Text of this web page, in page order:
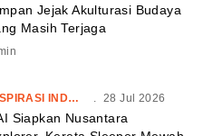
Jejak Akulturasi Budaya
Masih Terjaga
INSPIRASI INDONESIA . 28 Jul 2026
Siapkan Nusantara